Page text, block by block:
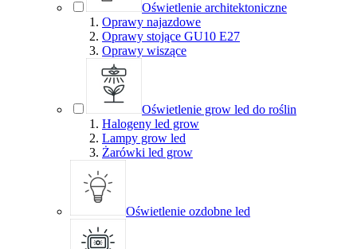
Oświetlenie architektoniczne
Oprawy najazdowe
Oprawy stojące GU10 E27
Oprawy wiszące
Oświetlenie grow led do roślin
Halogeny led grow
Lampy grow led
Żarówki led grow
Oświetlenie ozdobne led